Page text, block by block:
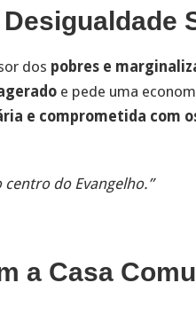
Desigualdade
dos pobres e
e pede uma
e comprometida com
centro do Evangelho.”
a Casa